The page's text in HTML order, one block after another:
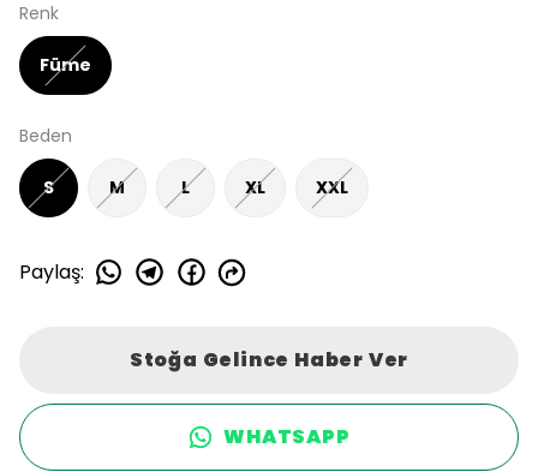
Renk
Füme
Beden
S M L XL XXL
Paylaş:
Stoğa Gelince Haber Ver
WHATSAPP